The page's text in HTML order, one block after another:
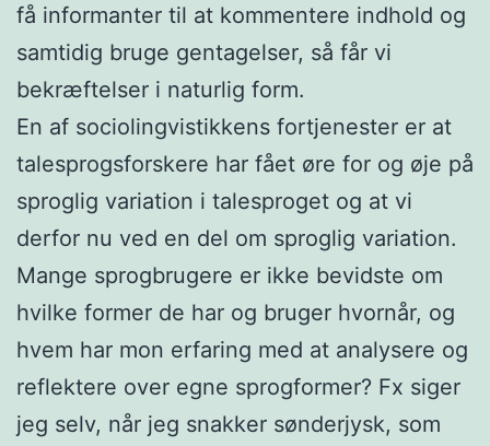
få informanter til at kommentere indhold og
samtidig bruge gentagelser, så får vi
bekræftelser i naturlig form.
En af sociolingvistikkens fortjenester er at
talesprogsforskere har fået øre for og øje på
sproglig variation i talesproget og at vi
derfor nu ved en del om sproglig variation.
Mange sprogbrugere er ikke bevidste om
hvilke former de har og bruger hvornår, og
hvem har mon erfaring med at analysere og
reflektere over egne sprogformer? Fx siger
jeg selv, når jeg snakker sønderjysk, som